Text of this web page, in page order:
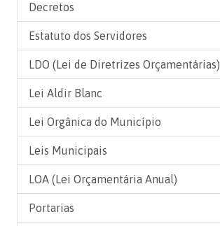
Decretos
Estatuto dos Servidores
LDO (Lei de Diretrizes Orçamentárias)
Lei Aldir Blanc
Lei Orgânica do Município
Leis Municipais
LOA (Lei Orçamentária Anual)
Portarias